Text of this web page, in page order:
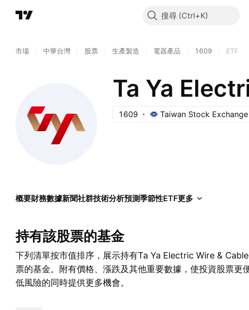
搜尋
市場 中華台灣 股票 生產製造 電器產品 1609 ETF
Ta Ya
1609 Taiwan Stock Exchange
概要財務數據新聞社群技術分析預測季節性ETF更多
持有該股票的基金
下列清單按市值排序，展示持有Ta Ya Electric Wire &
票的基金。附有價格、漲跌及其他重要數據，使投資股票更
低風險的同時提供更多機會。